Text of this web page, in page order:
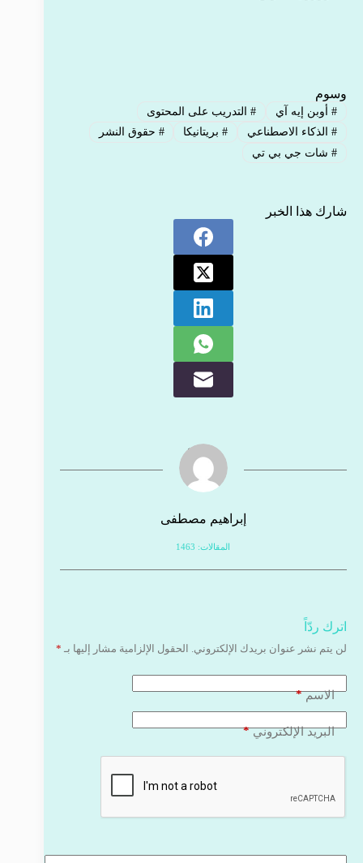
وسوم
#أوبن إيه آي #التدريب على المحتوى
#الذكاء الاصطناعي #بريتانيكا # حقوق النشر
#شات جي بي تي
شارك هذا الخبر
إبراهيم مصطفى
المقالات: 1463
اترك ردّاً
لن يتم نشر عنوان بريدك الإلكتروني. الحقول الإلزامية مشار إليها بـ *
الاسم*
البريد الإلكتروني*